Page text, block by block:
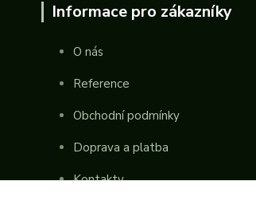
Informace pro zákazníky
O nás
Reference
Obchodní podmínky
Doprava a platba
Kontakty